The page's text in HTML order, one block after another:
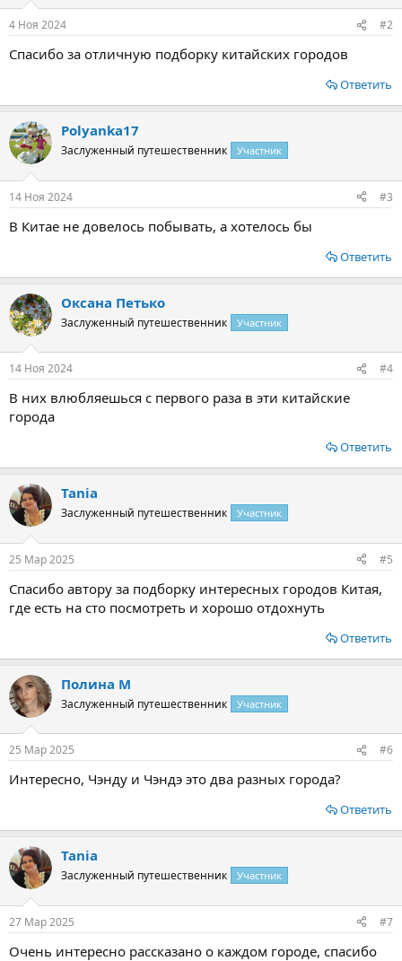
4 Ноя 2024 #2
Спасибо за отличную подборку китайских городов
Ответить
Polyanka17
Заслуженный путешественник Участник
14 Ноя 2024 #3
В Китае не довелось побывать, а хотелось бы
Ответить
Оксана Петько
Заслуженный путешественник Участник
14 Ноя 2024 #4
В них влюбляешься с первого раза в эти китайские
города
Ответить
Tania
Заслуженный путешественник Участник
25 Мар 2025 #5
Спасибо автору за подборку интересных городов Китая,
где есть на сто посмотреть и хорошо отдохнуть
Ответить
Полина М
Заслуженный путешественник Участник
25 Мар 2025 #6
Интересно, Чэнду и Чэндэ это два разных города?
Ответить
Tania
Заслуженный путешественник Участник
27 Мар 2025 #7
Очень интересно рассказано о каждом городе, спасибо